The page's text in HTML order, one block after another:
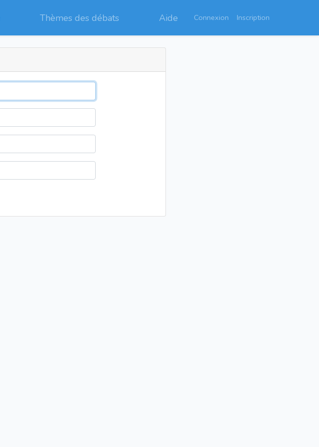
Thèmes des débats Aide Connexion Inscription